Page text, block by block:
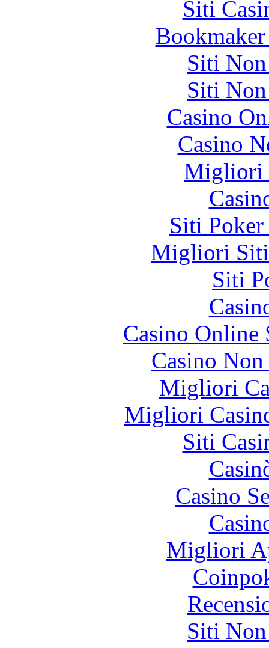
Siti
Siti
Siti
Casino
Casino
Migliori
Siti
Migliori Siti
Siti
Casino
Casino
Migliori
Migliori
Siti
Casino
Migliori
Siti